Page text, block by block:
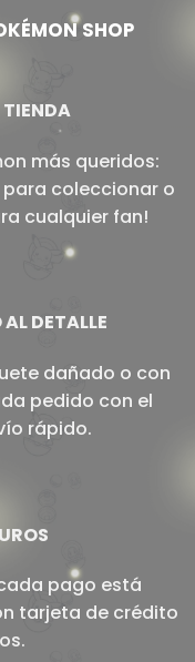
SHOP
TIENDA
más queridos:
coleccionar o
cualquier fan!
DETALLE
dañado o con
pedido con el
rápido.
pago está
tarjeta de crédito